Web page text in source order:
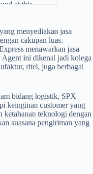
menyediakan jasa
cakupan luas.
menawarkan jasa
Agent ini dikenal jadi kolega
ritel, juga berbagai
bidang logistik, SPX
keinginan customer yang
ketahanan teknologi dengan
suasana pengiriman yang